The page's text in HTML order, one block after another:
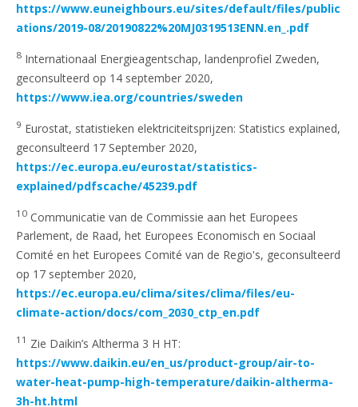
https://www.euneighbours.eu/sites/default/files/public
ations/2019-08/20190822%20MJ0319513ENN.en_.pdf
8 Internationaal Energieagentschap, landenprofiel Zweden,
geconsulteerd op 14 september 2020,
https://www.iea.org/countries/sweden
9 Eurostat, statistieken elektriciteitsprijzen: Statistics explained,
geconsulteerd 17 September 2020,
https://ec.europa.eu/eurostat/statistics-
explained/pdfscache/45239.pdf
10 Communicatie van de Commissie aan het Europees
Parlement, de Raad, het Europees Economisch en Sociaal
Comité en het Europees Comité van de Regio's, geconsulteerd
op 17 september 2020,
https://ec.europa.eu/clima/sites/clima/files/eu-
climate-action/docs/com_2030_ctp_en.pdf
11 Zie Daikin’s Altherma 3 H HT:
https://www.daikin.eu/en_us/product-group/air-to-
water-heat-pump-high-temperature/daikin-altherma-
3h-ht.html